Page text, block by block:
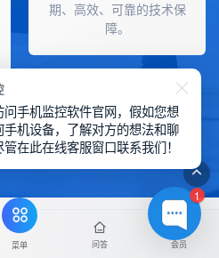
期、高效、可靠的技术保
障。
击领取
新记录
菜单 问答 会员
1
手机监控软件官网，假如您想
机设备，了解对方的想法和聊
在此在线客服窗口联系我们！